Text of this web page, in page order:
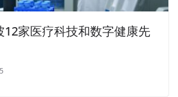
12家医疗科技和数字健康先